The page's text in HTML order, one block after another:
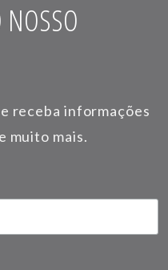
NOSSO
receba informações
muito mais.